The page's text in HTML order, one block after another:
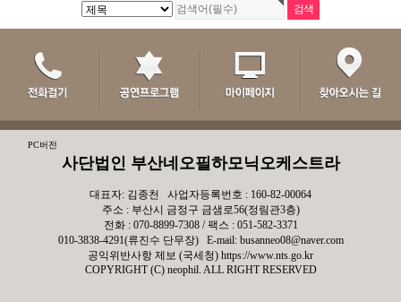
PC버전
사단법인 부산네오필하모닉오케스트라
대표자: 김종천 사업자등록번호 : 160-82-00064
주소 : 부산시 금정구 금샘로56(정림관3층)
전화 : 070-8899-7308 / 팩스 : 051-582-3371
010-3838-4291(류진수 단무장) E-mail: busanneo08@naver.com
공익위반사항 제보 (국세청) https://www.nts.go.kr
COPYRIGHT (C) neophil. ALL RIGHT RESERVED